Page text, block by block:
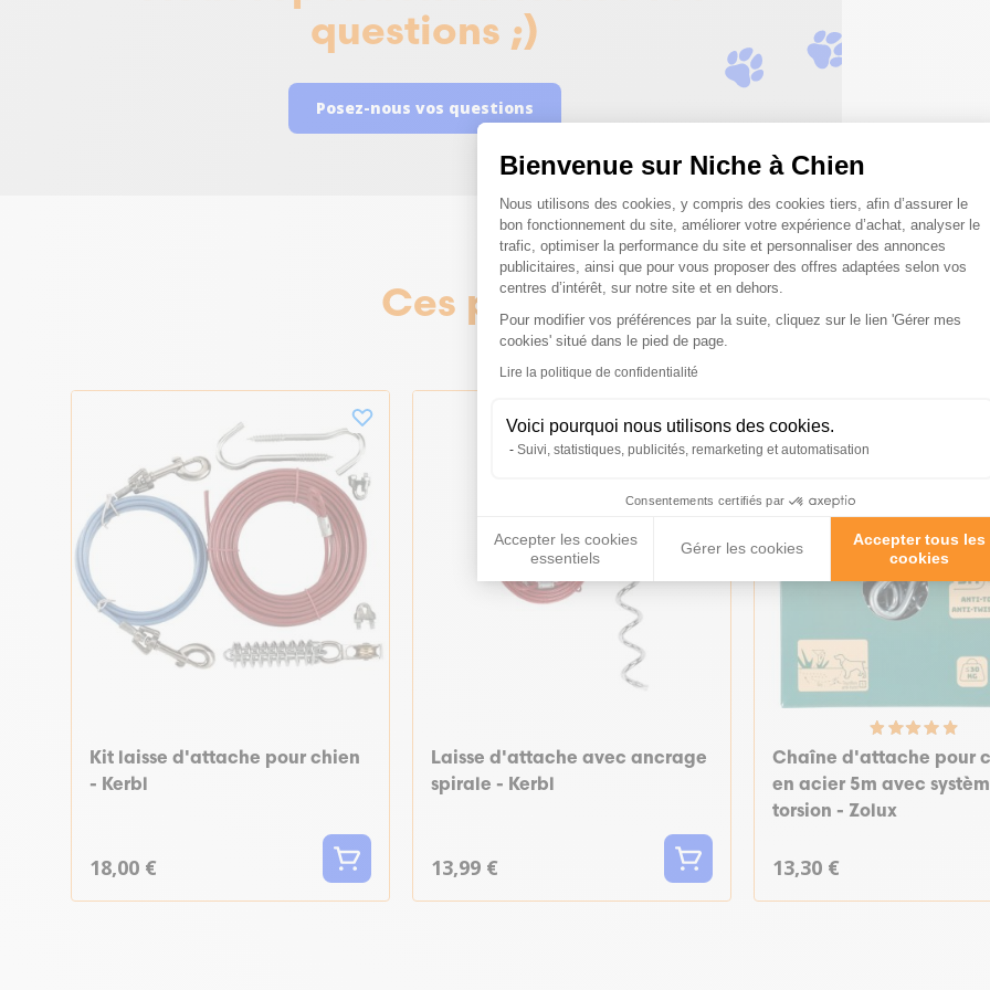
Bienvenue sur Niche à Chien
Plateforme de Gestion du
Nous utilisons des cookies, y compris des cookies tiers, afin d’assurer le
bon fonctionnement du site, améliorer votre expérience d’achat, analyser le
trafic, optimiser la performance du site et personnaliser des annonces
publicitaires, ainsi que pour vous proposer des offres adaptées selon vos
centres d’intérêt, sur notre site et en dehors.
Pour modifier vos préférences par la suite, cliquez sur le lien 'Gérer mes
cookies' situé dans le pied de page.
Lire la politique de confidentialité
Voici pourquoi nous utilisons des cookies.
Suivi, statistiques, publicités, remarketing et automatisation
Consentements certifiés par
Accepter les cookies
essentiels
Gérer les cookies
Accepter tous les
cookies
Axeptio consent
questions ;)
Posez-nous vos questions
Ces produits peuvent vous
Kit laisse d'attache pour chien
- Kerbl
18,00 €
Laisse d'attache avec ancrage
spirale - Kerbl
13,99 €
Chaîne d'attache pour
en acier 5m avec
torsion - Zolux
13,30 €